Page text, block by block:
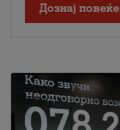
Дознај повеќе